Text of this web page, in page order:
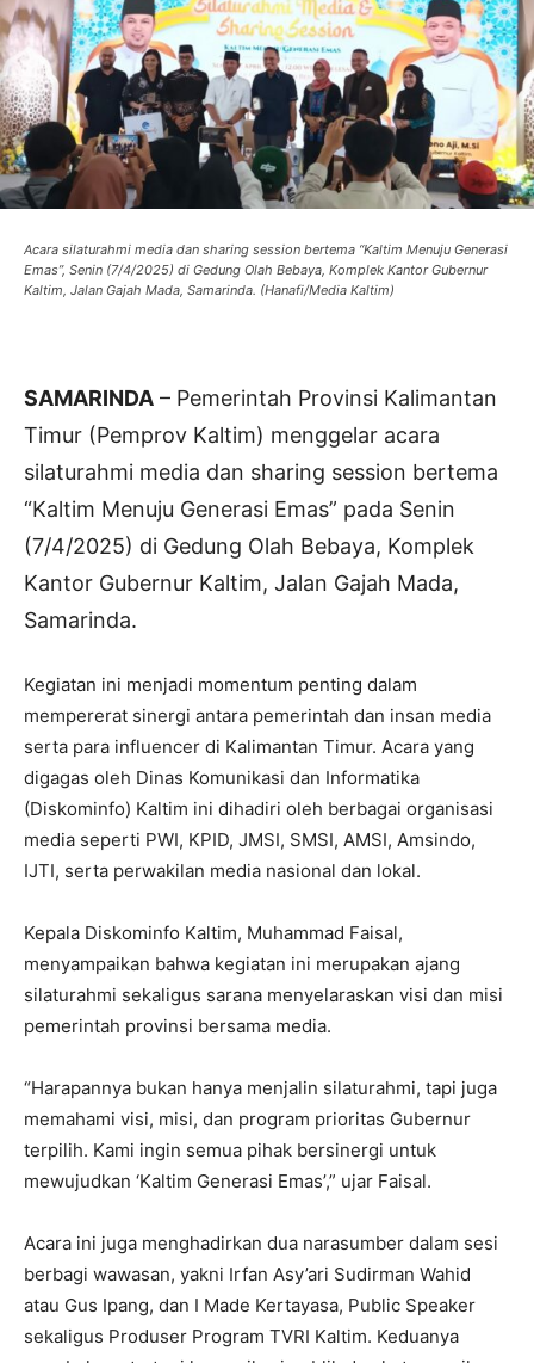
Acara silaturahmi media dan sharing session bertema “Kaltim Menuju Generasi
Emas”, Senin (7/4/2025) di Gedung Olah Bebaya, Komplek Kantor Gubernur
Kaltim, Jalan Gajah Mada, Samarinda. (Hanafi/Media Kaltim)
SAMARINDA – Pemerintah Provinsi Kalimantan
Timur (Pemprov Kaltim) menggelar acara
silaturahmi media dan sharing session bertema
“Kaltim Menuju Generasi Emas” pada Senin
(7/4/2025) di Gedung Olah Bebaya, Komplek
Kantor Gubernur Kaltim, Jalan Gajah Mada,
Samarinda.
Kegiatan ini menjadi momentum penting dalam
mempererat sinergi antara pemerintah dan insan media
serta para influencer di Kalimantan Timur. Acara yang
digagas oleh Dinas Komunikasi dan Informatika
(Diskominfo) Kaltim ini dihadiri oleh berbagai organisasi
media seperti PWI, KPID, JMSI, SMSI, AMSI, Amsindo,
IJTI, serta perwakilan media nasional dan lokal.
Kepala Diskominfo Kaltim, Muhammad Faisal,
menyampaikan bahwa kegiatan ini merupakan ajang
silaturahmi sekaligus sarana menyelaraskan visi dan misi
pemerintah provinsi bersama media.
“Harapannya bukan hanya menjalin silaturahmi, tapi juga
memahami visi, misi, dan program prioritas Gubernur
terpilih. Kami ingin semua pihak bersinergi untuk
mewujudkan ‘Kaltim Generasi Emas’,” ujar Faisal.
Acara ini juga menghadirkan dua narasumber dalam sesi
berbagi wawasan, yakni Irfan Asy’ari Sudirman Wahid
atau Gus Ipang, dan I Made Kertayasa, Public Speaker
sekaligus Produser Program TVRI Kaltim. Keduanya